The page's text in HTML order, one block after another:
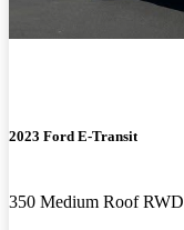
2023 Ford E-Transit
350 Medium Roof RWD